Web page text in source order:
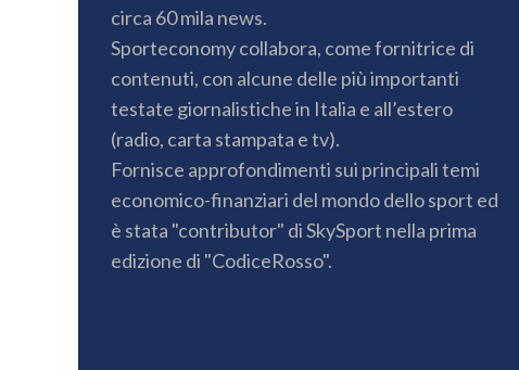
circa 60 mila news.
Sporteconomy collabora, come fornitrice di
contenuti, con alcune delle più importanti
testate giornalistiche in Italia e all’estero
(radio, carta stampata e tv).
Fornisce approfondimenti sui principali temi
economico-finanziari del mondo dello sport ed
è stata "contributor" di SkySport nella prima
edizione di "CodiceRosso".